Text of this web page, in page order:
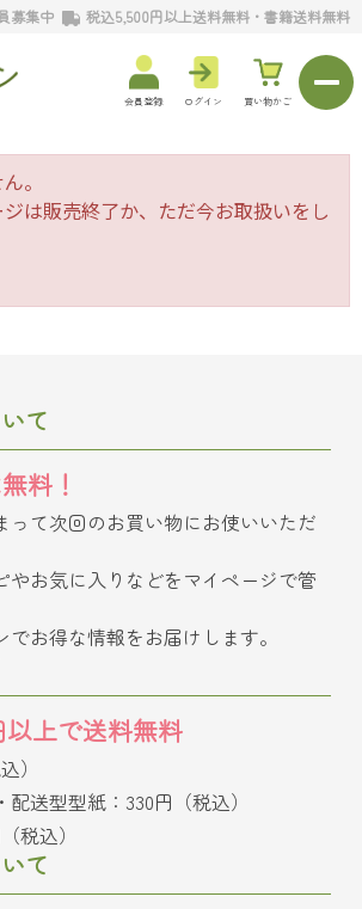
募集中 税込5,500円以上送料無料・書籍送料無料
会員登録 ログイン 買い物かご
。
は販売終了か、ただ今お取扱いをし
て
料！
って次回のお買い物にお使いいただ
やお気に入りなどをマイページで管
でお得な情報をお届けします。
以上で送料無料
）
送型型紙：330円（税込）
税込）
て